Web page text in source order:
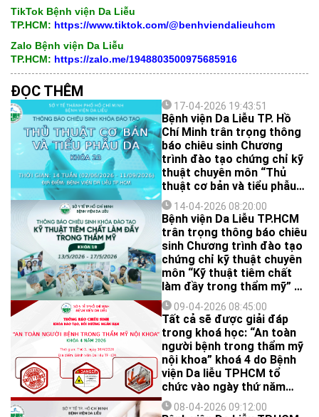
TikTok Bệnh viện Da Liễu
TP.HCM: https://www.tiktok.com/@benhviendalieuhcm
Zalo Bệnh viện Da Liễu
TP.HCM: https://zalo.me/1948803500975685916
ĐỌC THÊM
17-04-2026 19:43:51
Bệnh viện Da Liễu TP. Hồ
Chí Minh trân trọng thông
báo chiêu sinh Chương
trình đào tạo chứng chỉ kỹ
thuật chuyên môn “Thủ
thuật cơ bản và tiểu phẫu
da” – Khóa 23. Đây là cơ
hội để các bác sĩ đa khoa
hệ thống hóa kiến thức,
chuẩn hóa kỹ năng thực
hành, đồng thời, cập nhật
các tiến bộ mới nhất trong
Da liễu – Thẩm mỹ, hướng
đến ứng dụng an toàn và
hiệu quả trong thực hành
lâm sàng.
14-04-2026 08:20:00
Bệnh viện Da Liễu TP.HCM
trân trọng thông báo chiêu
sinh Chương trình đào tạo
chứng chỉ kỹ thuật chuyên
môn “Kỹ thuật tiêm chất
làm đầy trong thẩm mỹ” –
Khóa 18.
09-04-2026 08:45:00
Tất cả sẽ được giải đáp
trong khoá học: “An toàn
người bệnh trong thẩm mỹ
nội khoa” khoá 4 do Bệnh
viện Da liễu TPHCM tổ
chức vào ngày thứ năm
(16/04/2026)
08-04-2026 09:12:00